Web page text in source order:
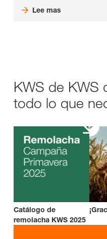
Lee mas
KWS de KWS
todo lo que
Catálogo de
remolacha KWS 2025